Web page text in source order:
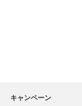
キャンペーン